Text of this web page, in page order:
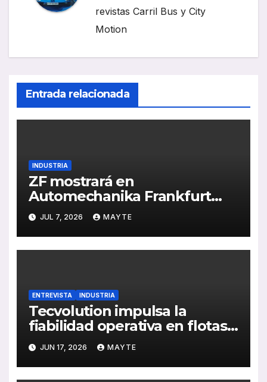
revistas Carril Bus y City
Motion
Entrada relacionada
INDUSTRIA
ZF mostrará en
Automechanika Frankfurt
2026 sus nuevas soluciones
de IA, formación en
electromovilidad y frenado
sostenible
JUL 7, 2026 MAYTE
ENTREVISTA INDUSTRIA
Tecvolution impulsa la
fiabilidad operativa en flotas
con baterías diseñadas
“desde la necesidad del
transportista”
JUN 17, 2026 MAYTE